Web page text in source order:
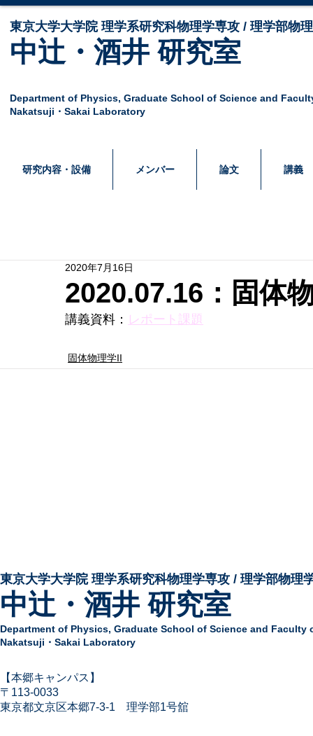
東京大学大学院 ​理学系研究科物理学専攻 / 理学部物
中辻・酒井 研究室
Department of Physics, Graduate School of Science and
Nakatsuji・Sakai Laboratory
研究内容・設備 メンバー 論文 講義
2020.07.16：固体
2020年7月16日
講義資料： レポート課題
固体物理学II
東京大学大学院 ​理学系研究科物理学専攻 / 理学部物理
中辻・酒井 研究室
Department of Physics, Graduate School of Science and Faculty
Nakatsuji・Sakai Laboratory
​【本郷キャンパス】
〒113-0033
東京都文京区本郷7-3-1
理学部1号舘